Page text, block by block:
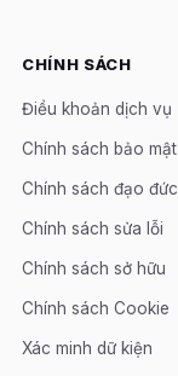
CHÍNH SÁCH
Điều khoản dịch vụ
Chính sách bảo mật
Chính sách đạo đức
Chính sách sửa lỗi
Chính sách sở hữu
Chính sách Cookie
Xác minh dữ kiện